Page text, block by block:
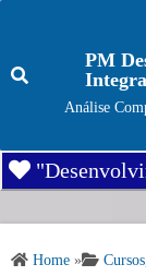
o
PM
Análise
Home »